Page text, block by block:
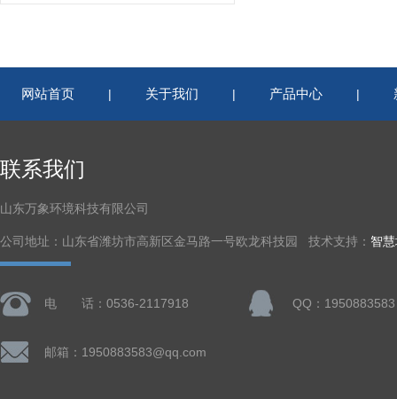
网站首页 | 关于我们 | 产品中心 |
联系我们
山东万象环境科技有限公司
公司地址：山东省潍坊市高新区金马路一号欧龙科技园 技术支持： 智
电 话：0536-2117918 QQ：1950883583
邮箱：1950883583@qq.com